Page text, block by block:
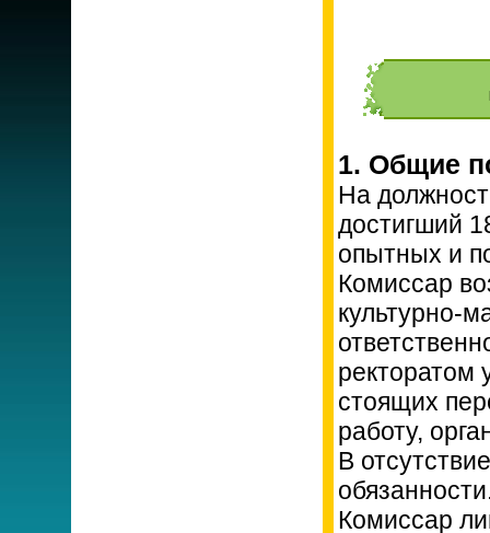
1. Общие
На
достигший
опытных и
Комиссар
культурно-
ректоратом
стоящих
работу,
В
Комиссар